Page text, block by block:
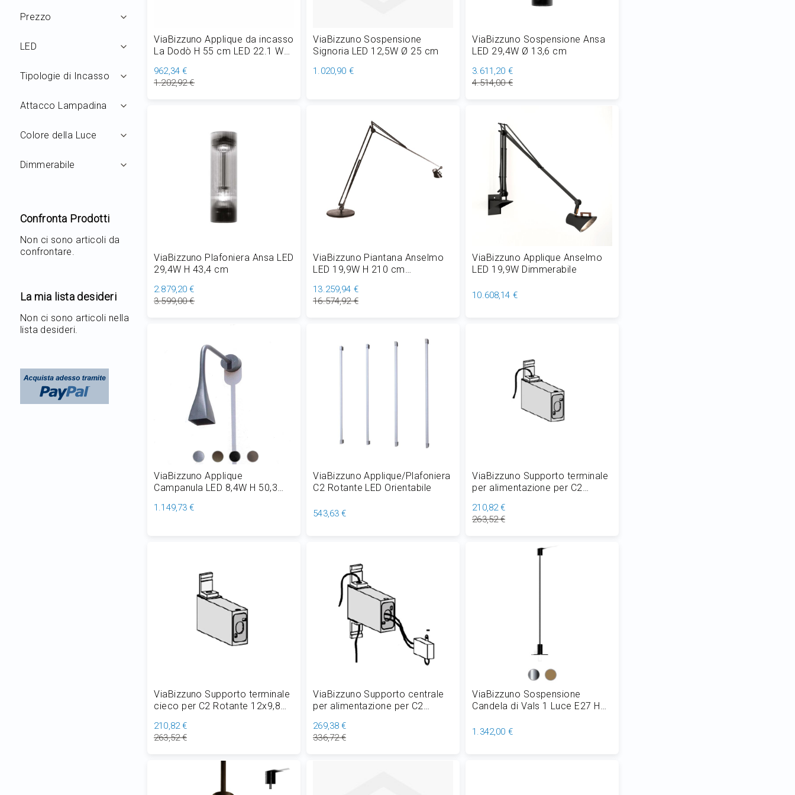
ViaBizzuno Applique da incasso
La Dodò H 55 cm LED 22.1 W
962,34 €
1.202,92 €
ViaBizzuno Sospensione
Signoria LED 12,5W Ø 25 cm
1.020,90 €
ViaBizzuno Sospensione Ansa
LED 29,4W Ø 13,6 cm
3.611,20 €
4.514,00 €
ViaBizzuno Plafoniera Ansa LED
29,4W H 43,4 cm
2.879,20 €
3.599,00 €
ViaBizzuno Piantana Anselmo
LED 19,9W H 210 cm
13.259,94 €
16.574,92 €
ViaBizzuno Applique Anselmo
LED 19,9W Dimmerabile
10.608,14 €
ViaBizzuno Applique
Campanula LED 8,4W H 50,3
Giardino
1.149,73 €
ViaBizzuno Applique/Plafoniera
C2 Rotante LED Orientabile
543,63 €
ViaBizzuno Supporto terminale
per alimentazione per C2
210,82 €
263,52 €
ViaBizzuno Supporto terminale
cieco per C2 Rotante 12x9,8
210,82 €
263,52 €
Aggiungi al Carrello
ViaBizzuno Supporto centrale
per alimentazione per C2
269,38 €
336,72 €
ViaBizzuno Sospensione
Candela di Vals 1 Luce E27 H
1.342,00 €
Prezzo
LED
Tipologie di Incasso
Attacco Lampadina
Colore della Luce
Dimmerabile
Confronta Prodotti
Non ci sono articoli da
confrontare.
La mia lista desideri
Non ci sono articoli nella
lista desideri.